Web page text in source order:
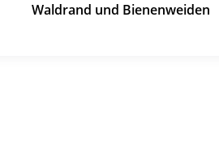
Waldrand und Bienenweiden